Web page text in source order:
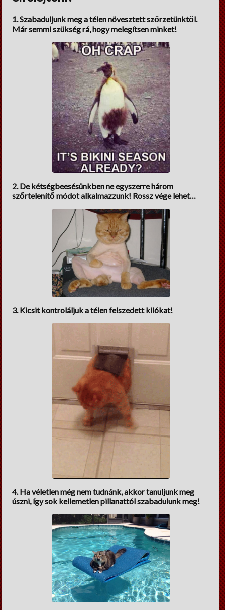
HM tippek
Régiségek
Erős fekete
Cooltúr Koktél
Limonádé
1. Szabaduljunk meg a télen növesztett szőrzetünktől.
Már semmi szükség rá, hogy melegítsen minket!
2. De kétségbeesésünkben ne egyszerre három
szőrtelenítő módot alkalmazzunk! Rossz vége lehet…
3. Kicsit kontroláljuk a télen felszedett kilókat!
4. Ha véletlen még nem tudnánk, akkor tanuljunk meg
úszni, így sok kellemetlen pillanattól szabadulunk meg!